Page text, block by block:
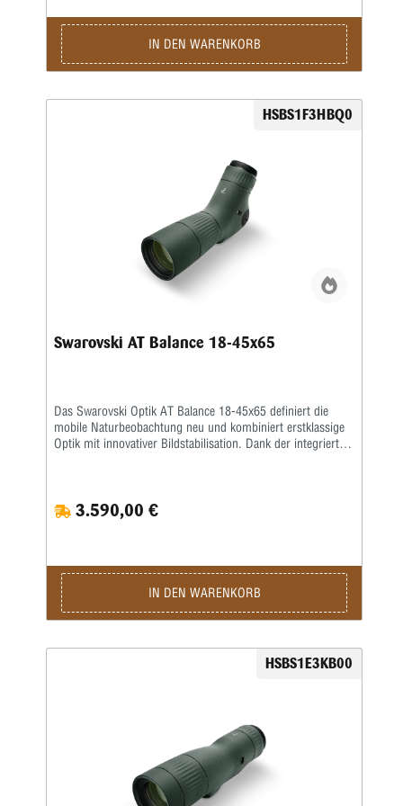
IN DEN WARENKORB
HSBS1F3HBQ0
Swarovski AT Balance 18-45x65
Das Swarovski Optik AT Balance 18-45x65 definiert die
mobile Naturbeobachtung neu und kombiniert erstklassige
Optik mit innovativer Bildstabilisation. Dank der integrierten
Swarovski Optik AT Balance 18-45x65 zum perfekten
Begleiter für Jäger, Naturbeobachter und alle, die höchste
Objektivdurchmesser bietet das Spektiv ein beeindruckendes
Zusammenspiel aus Flexibilität und Lichtleistung. Die
hochwertige Optik sorgt für eine starke Lichttransmission,
natürliche Farbwiedergabe und maximale Detailtreue bei
mm ermöglicht ein angenehmes, helles Seherlebnis über
den gesamten Zoombereich. Das großzügige Sehfeld von
Dioptrienkorrektur von über 5 dpt sorgen für optimalen
Sehkomfort – auch für Brillenträger. Trotz seiner
leistungsstarken Technik bleibt das Swarovski Optik AT
Balance 18-45x65 angenehm handlich: Mit einer Länge von
ca. 268 mm und einem Gewicht von etwa 1.470 g ist es
3.590,00 €
IN DEN WARENKORB
HSBS1E3KB00